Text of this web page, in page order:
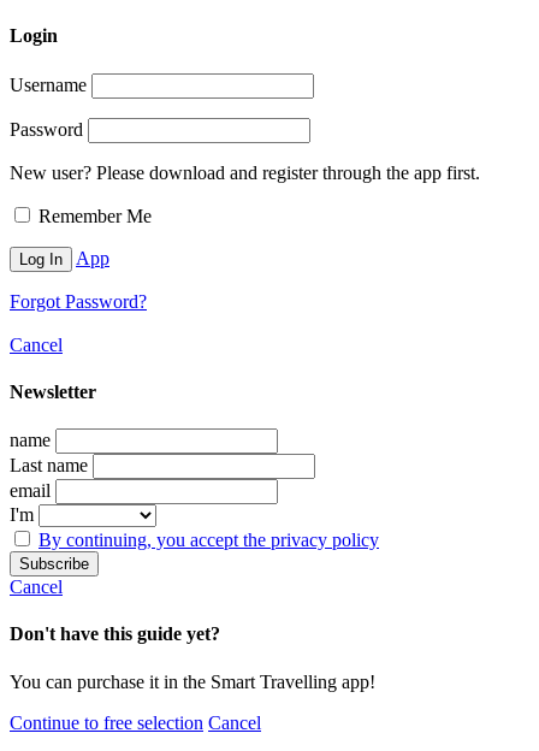
Login
Username
Password
New user? Please download and register through the app first.
Remember Me
App
Forgot Password?
Cancel
Newsletter
name
Last name
email
I'm
By continuing, you accept the privacy policy
Cancel
Don't have this guide yet?
You can purchase it in the Smart Travelling app!
Continue to free selection Cancel